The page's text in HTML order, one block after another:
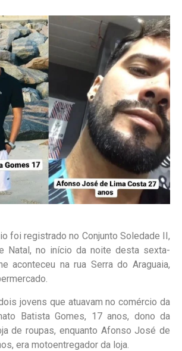
foi registrado no Conjunto Soledade II,
Natal, no início da noite desta sexta-
aconteceu na rua Serra do Araguaia,
jovens que atuavam no comércio da
Batista Gomes, 17 anos, dono da
de roupas, enquanto Afonso José de
era motoentregador da loja.